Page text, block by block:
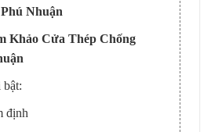
Nhuận
Khảo Cửa Thép Chống
bật:
định